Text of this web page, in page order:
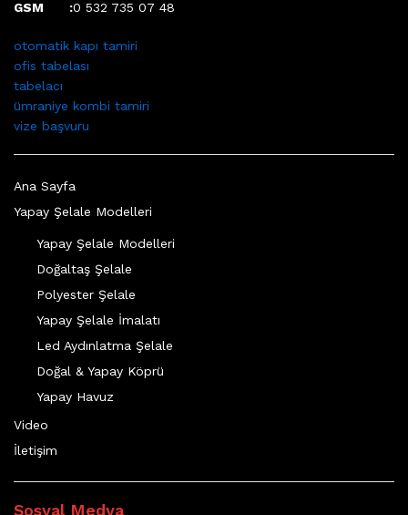
GSM :0 532 735 07 48
otomatik kapı tamiri
ofis tabelası
tabelacı
ümraniye kombi tamiri
vize başvuru
Ana Sayfa
Yapay Şelale Modelleri
Yapay Şelale Modelleri
Doğaltaş Şelale
Polyester Şelale
Yapay Şelale İmalatı
Led Aydınlatma Şelale
Doğal & Yapay Köprü
Yapay Havuz
Video
İletişim
Sosyal Medya